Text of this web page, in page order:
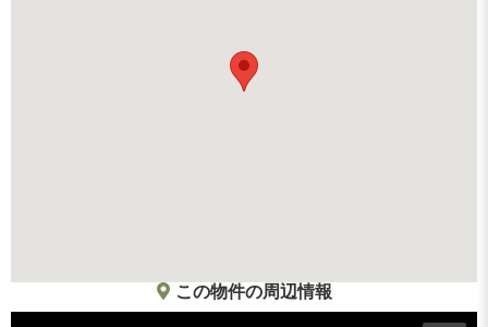
この物件の周辺情報